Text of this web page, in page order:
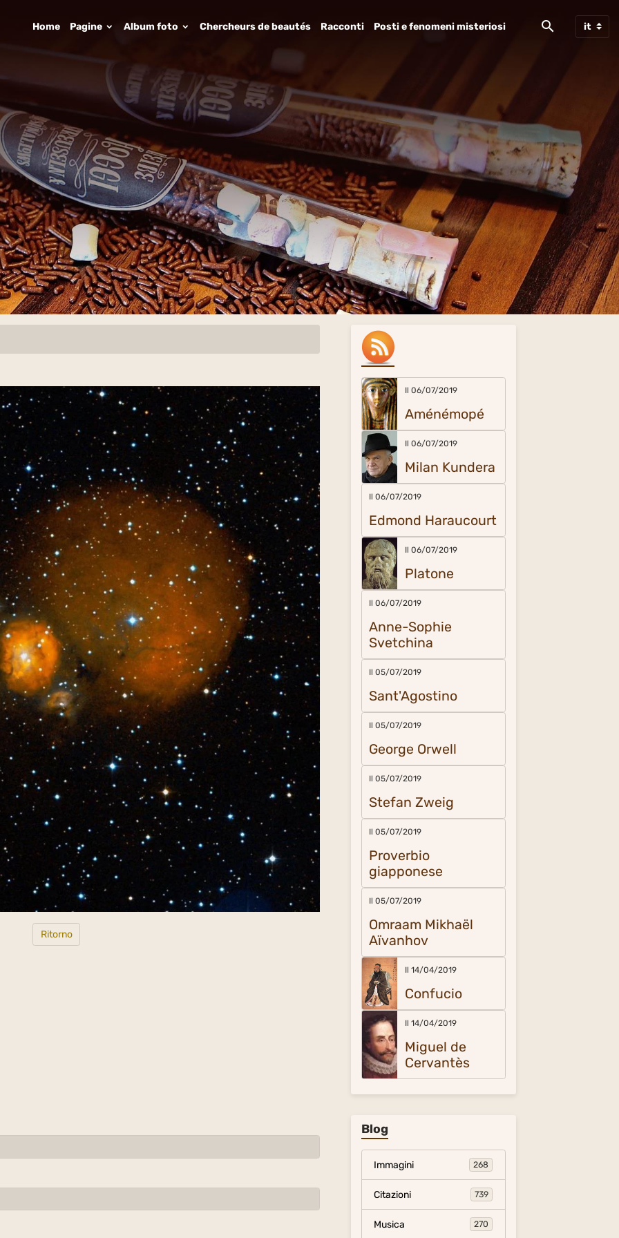
Home Pagine Album foto Chercheurs de beautés Racconti Posti e fenomeni misteriosi
Ritorno
Il 06/07/2019
Aménémopé
Il 06/07/2019
Milan Kundera
Il 06/07/2019
Edmond Haraucourt
Il 06/07/2019
Platone
Il 06/07/2019
Anne-Sophie
Svetchina
Il 05/07/2019
Sant'Agostino
Il 05/07/2019
George Orwell
Il 05/07/2019
Stefan Zweig
Il 05/07/2019
Proverbio
giapponese
Il 05/07/2019
Omraam Mikhaël
Aïvanhov
Il 14/04/2019
Confucio
Il 14/04/2019
Miguel de
Cervantès
Blog
Immagini 268
Citazioni 739
Musica 270